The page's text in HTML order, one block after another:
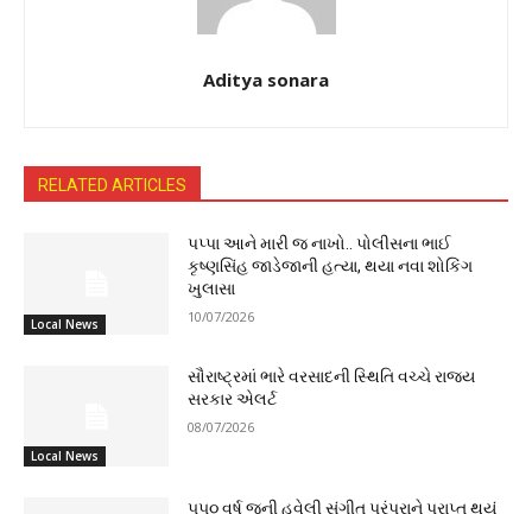
Aditya sonara
RELATED ARTICLES
Local News
પપ્પા આને મારી જ નાખો.. પોલીસના ભાઈ
કૃષ્ણસિંહ જાડેજાની હત્યા, થયા નવા શોકિંગ
ખુલાસા
10/07/2026
Local News
સૌરાષ્ટ્રમાં ભારે વરસાદની સ્થિતિ વચ્ચે રાજ્ય
સરકાર એલર્ટ
08/07/2026
૫૫૦ વર્ષ જૂની હવેલી સંગીત પરંપરાને પ્રાપ્ત થયું